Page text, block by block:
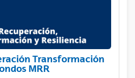
Transformación
MRR